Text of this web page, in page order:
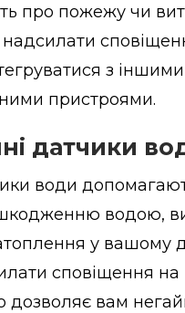
про пожежу чи
з іншими
пристроями.
датчики
води
водою,
у вашому
сповіщення
дозволяє вам